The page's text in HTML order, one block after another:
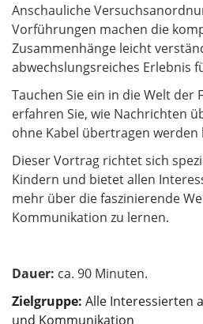
Anschauliche
Vorführungen machen die
Zusammenhänge leicht
abwechslungsreiches Erlebnis
Tauchen Sie ein in die Welt der
erfahren Sie, wie Nachrichten
ohne Kabel übertragen werden
Dieser Vortrag richtet sich
Kindern und bietet allen
mehr über die faszinierende
Kommunikation zu lernen.
Dauer: ca. 90 Minuten.
Zielgruppe: Alle Interessierten
und Kommunikation